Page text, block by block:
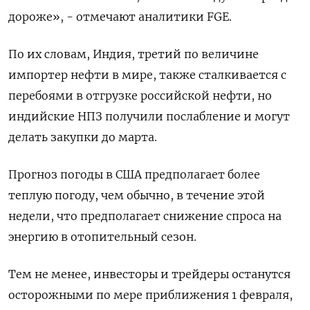
дороже», - отмечают аналитики FGE.
По их словам, Индия, третий по величине
импортер нефти в мире, также сталкивается с
перебоями в отгрузке российской нефти, но
индийские НПЗ получили послабление и могут
делать закупки до марта.
Прогноз погоды в США предполагает более
теплую погоду, чем обычно, в течение этой
недели, что предполагает снижение спроса на
энергию в отопительный сезон.
Тем не менее, инвесторы и трейдеры останутся
осторожными по мере приближения 1 февраля,